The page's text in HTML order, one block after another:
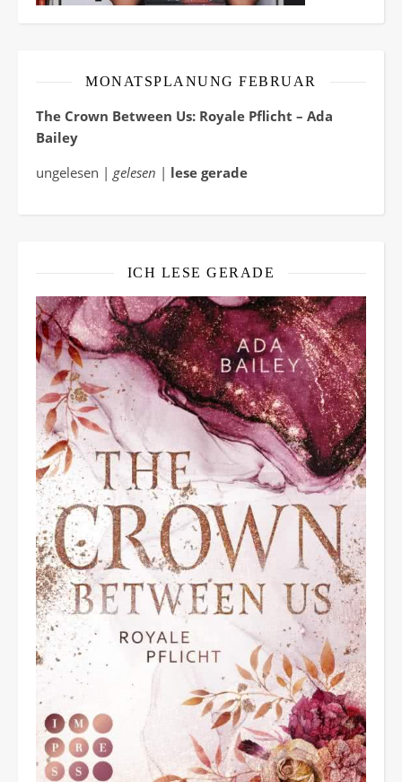
MONATSPLANUNG FEBRUAR
The Crown Between Us: Royale Pflicht – Ada
Bailey
ungelesen | gelesen | lese gerade
ICH LESE GERADE